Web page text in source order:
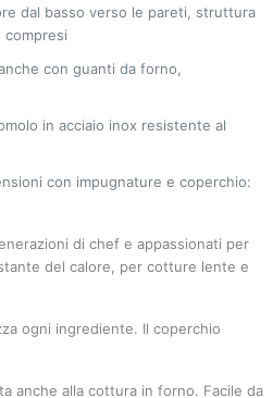
dal basso verso le pareti, struttura
con guanti da forno,
in acciaio inox resistente al
con impugnature e coperchio:
di chef e appassionati per
del calore, per cotture lente e
ogni ingrediente. Il coperchio
anche alla cottura in forno. Facile da